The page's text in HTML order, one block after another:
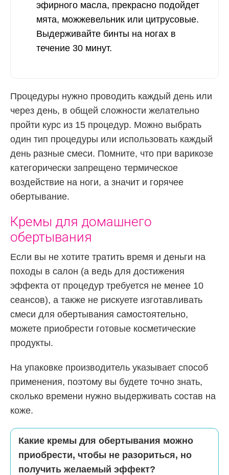
эфирного масла, прекрасно подойдет
мята, можжевельник или цитрусовые.
Выдерживайте бинты на ногах в
течение 30 минут.
Процедуры нужно проводить каждый день или
через день, в общей сложности желательно
пройти курс из 15 процедур. Можно выбрать
один тип процедуры или использовать каждый
день разные смеси. Помните, что при варикозе
категорически запрещено термическое
воздействие на ноги, а значит и горячее
обертывание.
Кремы для домашнего
обертывания
Если вы не хотите тратить время и деньги на
походы в салон (а ведь для достижения
эффекта от процедур требуется не менее 10
сеансов), а также не рискуете изготавливать
смеси для обертывания самостоятельно,
можете приобрести готовые косметические
продукты.
На упаковке производитель указывает способ
применения, поэтому вы будете точно знать,
сколько времени нужно выдерживать состав на
коже.
Какие кремы для обертывания можно
приобрести, чтобы не разориться, но
получить желаемый эффект?